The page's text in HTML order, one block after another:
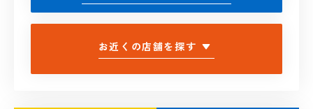
お近くの店舗を探す